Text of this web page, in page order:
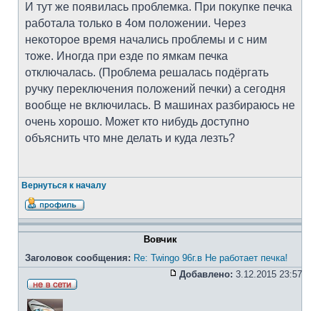
И тут же появилась проблемка. При покупке печка
работала только в 4ом положении. Через
некоторое время начались проблемы и с ним
тоже. Иногда при езде по ямкам печка
отключалась. (Проблема решалась подёргать
ручку переключения положений печки) а сегодня
вообще не включилась. В машинах разбираюсь не
очень хорошо. Может кто нибудь доступно
объяснить что мне делать и куда лезть?
Вернуться к началу
Вовчик
Заголовок сообщения: Re: Twingo 96г.в Не работает печка!
Добавлено: 3.12.2015 23:57